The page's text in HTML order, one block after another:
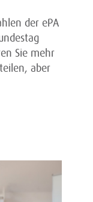
der ePA
Sie mehr
aber